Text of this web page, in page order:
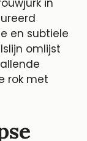
in
en subtiele
omlijst
rok met